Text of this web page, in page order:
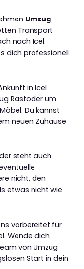
Umzug
Transport
nach Icel.
dich professionell
in Icel
Rastoder um
Du kannst
neuen Zuhause
steht auch
nicht, den
etwas nicht wie
vorbereitet für
Wende dich
von Umzug
Start in dein